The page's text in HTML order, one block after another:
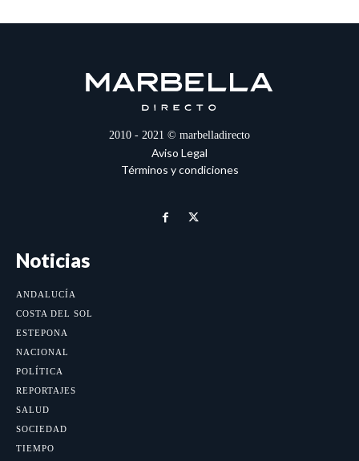
2010 - 2021 © marbelladirecto
Aviso Legal
Términos y condiciones
Noticias
ANDALUCÍA
COSTA DEL SOL
ESTEPONA
NACIONAL
POLÍTICA
REPORTAJES
SALUD
SOCIEDAD
TIEMPO